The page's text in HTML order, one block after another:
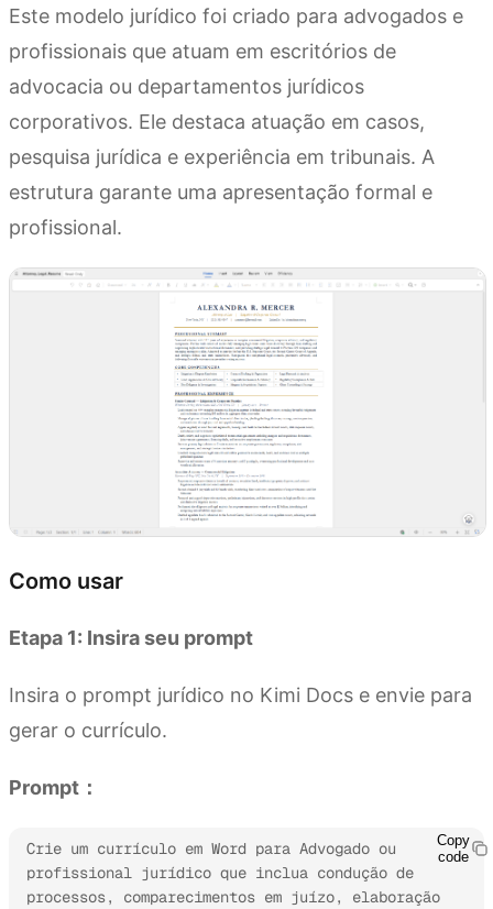
Este modelo jurídico foi criado para advogados e
profissionais que atuam em escritórios de
advocacia ou departamentos jurídicos
corporativos. Ele destaca atuação em casos,
pesquisa jurídica e experiência em tribunais. A
estrutura garante uma apresentação formal e
profissional.
Como usar
Etapa 1: Insira seu prompt
Insira o prompt jurídico no Kimi Docs e envie para
gerar o currículo.
Prompt：
Crie um currículo em Word para Advogado ou
profissional jurídico que inclua condução de
processos, comparecimentos em juízo, elaboração
Copy
code